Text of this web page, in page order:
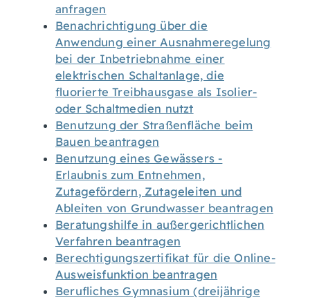
anfragen
Benachrichtigung über die
Anwendung einer Ausnahmeregelung
bei der Inbetriebnahme einer
elektrischen Schaltanlage, die
fluorierte Treibhausgase als Isolier-
oder Schaltmedien nutzt
Benutzung der Straßenfläche beim
Bauen beantragen
Benutzung eines Gewässers -
Erlaubnis zum Entnehmen,
Zutagefördern, Zutageleiten und
Ableiten von Grundwasser beantragen
Beratungshilfe in außergerichtlichen
Verfahren beantragen
Berechtigungszertifikat für die Online-
Ausweisfunktion beantragen
Berufliches Gymnasium (dreijährige